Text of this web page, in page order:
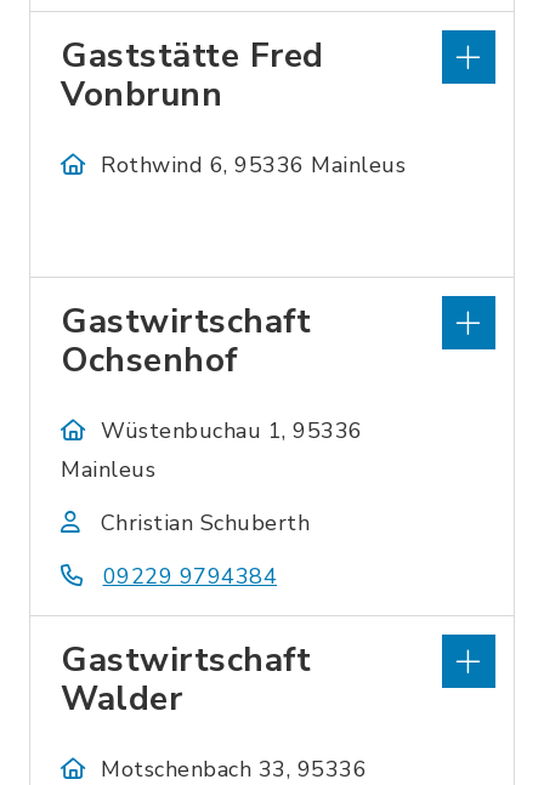
Gaststätte Fred
Vonbrunn
Rothwind 6, 95336 Mainleus
Gastwirtschaft
Ochsenhof
Wüstenbuchau 1, 95336
Mainleus
Christian Schuberth
09229 9794384
Gastwirtschaft
Walder
Motschenbach 33, 95336